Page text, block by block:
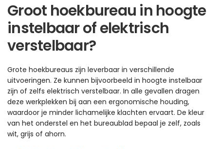
Groot hoekbureau in hoogte
instelbaar of elektrisch
verstelbaar?
Grote hoekbureaus zijn leverbaar in verschillende
uitvoeringen. Ze kunnen bijvoorbeeld in hoogte instelbaar
zijn of zelfs elektrisch verstelbaar. In alle gevallen dragen
deze werkplekken bij aan een ergonomische houding,
waardoor je minder lichamelijke klachten ervaart. De kleur
van het onderstel en het bureaublad bepaal je zelf, zoals
wit, grijs of ahorn.